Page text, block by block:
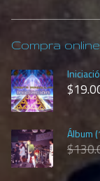
Compra online
$
Álbum
$